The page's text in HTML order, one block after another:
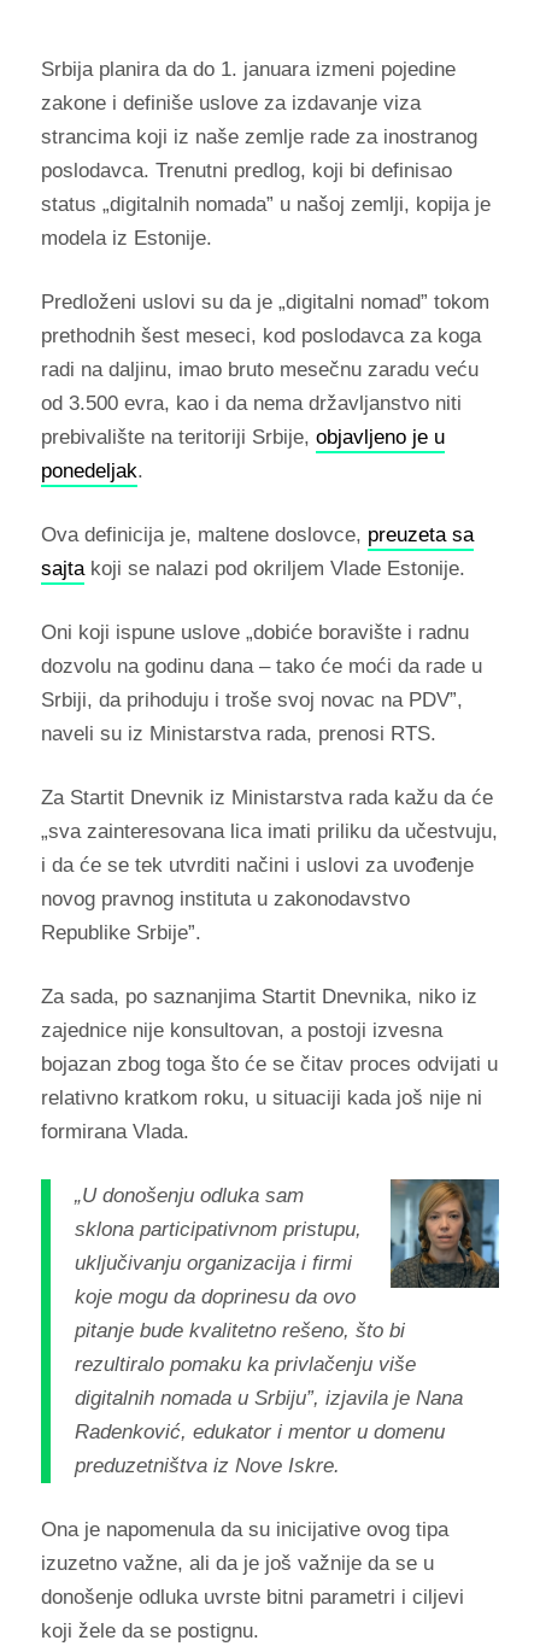
Srbija planira da do 1. januara izmeni pojedine
zakone i definiše uslove za izdavanje viza
strancima koji iz naše zemlje rade za inostranog
poslodavca. Trenutni predlog, koji bi definisao
status „digitalnih nomada” u našoj zemlji, kopija je
modela iz Estonije.
Predloženi uslovi su da je „digitalni nomad” tokom
prethodnih šest meseci, kod poslodavca za koga
radi na daljinu, imao bruto mesečnu zaradu veću
od 3.500 evra, kao i da nema državljanstvo niti
prebivalište na teritoriji Srbije, objavljeno je u
ponedeljak.
Ova definicija je, maltene doslovce, preuzeta sa
sajtakoji se nalazi pod okriljem Vlade Estonije.
Oni koji ispune uslove „dobiće boravište i radnu
dozvolu na godinu dana – tako će moći da rade u
Srbiji, da prihoduju i troše svoj novac na PDV”,
naveli su iz Ministarstva rada, prenosi RTS.
Za Startit Dnevnik iz Ministarstva rada kažu da će
„sva zainteresovana lica imati priliku da učestvuju,
i da će se tek utvrditi načini i uslovi za uvođenje
novog pravnog instituta u zakonodavstvo
Republike Srbije”.
Za sada, po saznanjima Startit Dnevnika, niko iz
zajednice nije konsultovan, a postoji izvesna
bojazan zbog toga što će se čitav proces odvijati u
relativno kratkom roku, u situaciji kada još nije ni
formirana Vlada.
„U donošenju odluka sam
sklona participativnom pristupu,
uključivanju organizacija i firmi
koje mogu da doprinesu da ovo
pitanje bude kvalitetno rešeno, što bi
rezultiralo pomaku ka privlačenju više
digitalnih nomada u Srbiju”, izjavila je Nana
Radenković, edukator i mentor u domenu
preduzetništva iz Nove Iskre.
Ona je napomenula da su inicijative ovog tipa
izuzetno važne, ali da je još važnije da se u
donošenje odluka uvrste bitni parametri i ciljevi
koji žele da se postignu.